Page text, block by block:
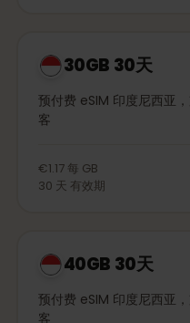
30GB 30天
预付费 eSIM 印度尼西亚
客
€1.17 每 GB
30 天 有效期
40GB 30天
预付费 eSIM 印度尼西亚
客